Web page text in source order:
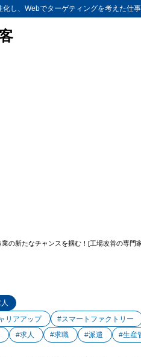
し、Webでターゲティングを考えた仕
の新たなチャンスを掴む！[工場改善の専門
リアアップ #スマートファクトリー
#求人 #求職 #派遣 #生産